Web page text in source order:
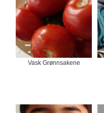
Vask Grønnsakene